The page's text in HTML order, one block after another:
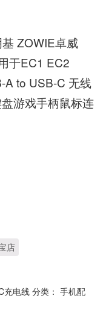
ZOWIE卓威
于EC1 EC2
A to USB-C 无线
游戏手柄鼠标连
店
充电线 分类： 手机配